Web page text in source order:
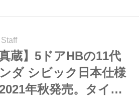
真蔵】5ドアHBの11代
ダ シビック日本仕様
年秋発売。タイプR